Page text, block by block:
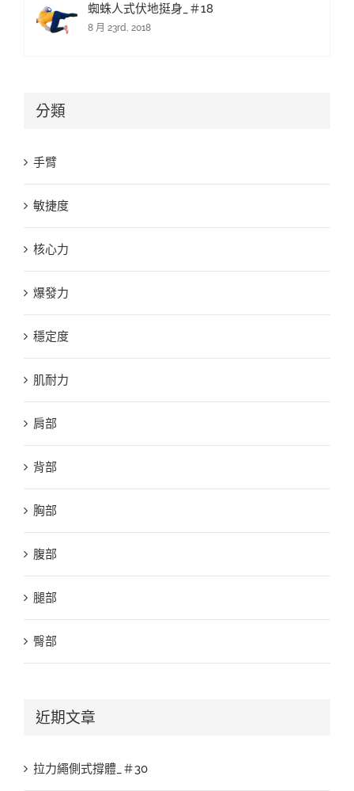
蜘蛛人式伏地挺身_＃18
8 月 23rd, 2018
分類
手臂
敏捷度
核心力
爆發力
穩定度
肌耐力
肩部
背部
胸部
腹部
腿部
臀部
近期文章
拉力繩側式撐體_＃30